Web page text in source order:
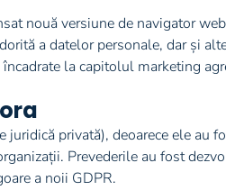
nouă versiune de navigator
a datelor personale, dar și
la capitolul marketing
privată), deoarece ele au
Prevederile au fost
a noii GDPR.